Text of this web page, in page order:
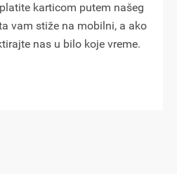
karticom putem našeg
vam stiže na mobilni, a ako
nas u bilo koje vreme.